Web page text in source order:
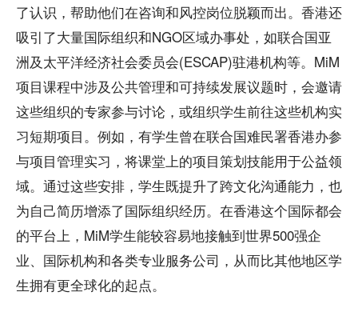
了认识，帮助他们在咨询和风控岗位脱颖而出。香港还
吸引了大量国际组织和NGO区域办事处，如联合国亚
洲及太平洋经济社会委员会(ESCAP)驻港机构等。MiM
项目课程中涉及公共管理和可持续发展议题时，会邀请
这些组织的专家参与讨论，或组织学生前往这些机构实
习短期项目。例如，有学生曾在联合国难民署香港办参
与项目管理实习，将课堂上的项目策划技能用于公益领
域。通过这些安排，学生既提升了跨文化沟通能力，也
为自己简历增添了国际组织经历。在香港这个国际都会
的平台上，MiM学生能较容易地接触到世界500强企
业、国际机构和各类专业服务公司，从而比其他地区学
生拥有更全球化的起点。